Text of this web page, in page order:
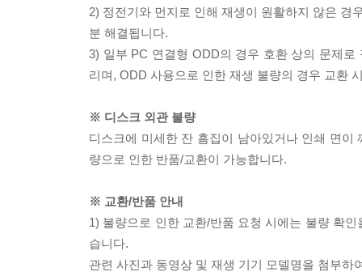
2) 정전기와 먼지로 인해 재생이 원활하지 않은 경
분 해결됩니다.
3) 일부 PC 연결형 ODD의 경우 호환 상의 문제
리며, ODD 사용으로 인한 재생 불량의 경우 교환
※ 디스크 외관 불량
디스크에 미세한 잔 흠집이 남아있거나 인쇄 면
량으로 인한 반품/교환이 가능합니다.
※ 교환/반품 안내
1) 불량으로 인한 교환/반품 요청 시에는 불량 확
습니다.
관련 사진과 동영상 및 재생 기기 모델명을 첨부하